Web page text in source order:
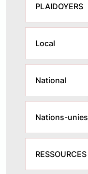
PLAIDOYERS
Local
National
Nations-unies
RESSOURCES